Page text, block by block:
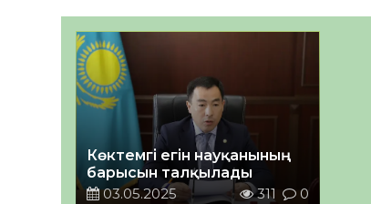
Көктемгі егін науқанының
барысын талқылады
03.05.2025
311 0